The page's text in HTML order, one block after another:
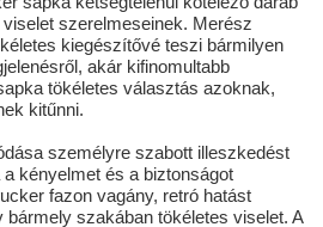
szerelmeseinek. Merész
kiegészítővé teszi bármilyen
akár kifinomultabb
tökéletes választás azoknak,
kitűnni.
személyre szabott illeszkedést
kényelmet és a biztonságot
fazon vagány, retró hatást
szakában tökéletes viselet. A